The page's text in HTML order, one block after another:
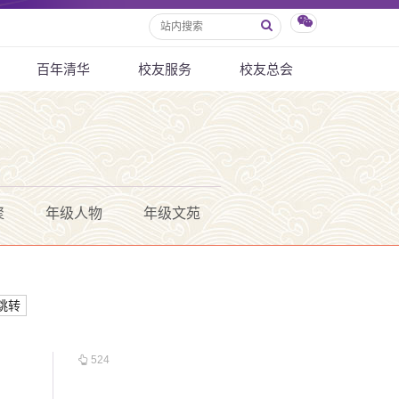
百年清华 校友服务 校友总会
年级人物 年级文苑
转
524